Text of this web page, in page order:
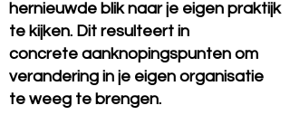
hernieuwde blik naar je eigen praktijk
te kijken. Dit resulteert in
concrete aanknopingspunten om
verandering in je eigen organisatie
te weeg te brengen.